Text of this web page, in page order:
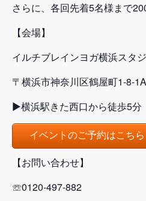
さらに、各回先着5名様まで
【会場】
イルチブレインヨガ横浜スタ
〒横浜市神奈川区鶴屋町1-8-
▶横浜駅きた西口から徒歩5分
イベントのご予約はこちら
【お問い合わせ】
☏0120-497-882